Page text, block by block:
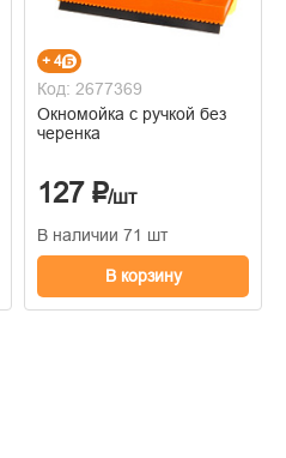
+ 4
Код: 2677369
Окномойка с ручкой без
черенка
127 ₽/шт
В наличии 71 шт
В корзину